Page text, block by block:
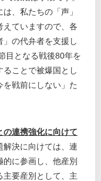
、私たちの「声」
えていますので、各
の代弁者を支援し
目となる戦後80年を
ことで被爆国とし
戦前にしない」た
連携強化に向けて
決に向けては、連
に参画し、他産別
主要産別として、主